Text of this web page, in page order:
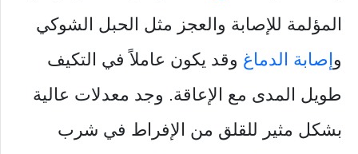
المؤلمة للإصابة والعجز مثل الحبل الشوكي
وإصابة الدماغ وقد يكون عاملاً في التكيف
طويل المدى مع الإعاقة. وجد معدلات عالية
بشكل مثير للقلق من الإفراط في شرب